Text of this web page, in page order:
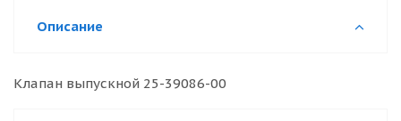
Описание
Клапан выпускной 25-39086-00